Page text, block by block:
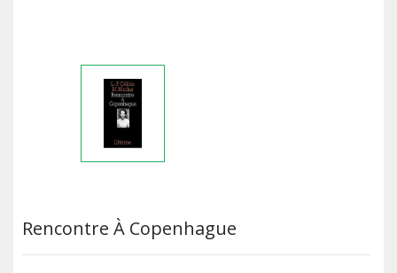
Rencontre À Copenhague